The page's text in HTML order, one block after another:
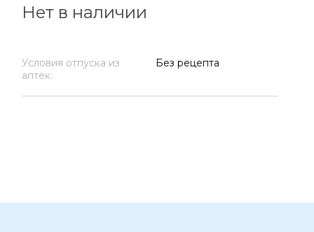
Нет в наличии
Условия отпуска из
аптек:
Без рецепта